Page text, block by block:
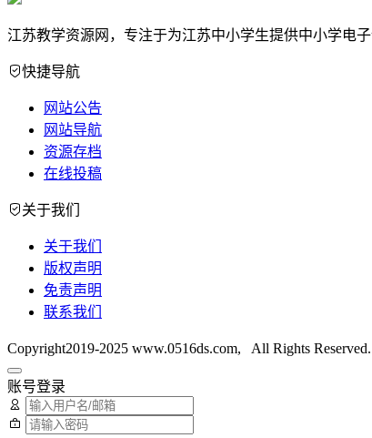
江苏教学资源网，专注于为江苏中小学生提供中小学电
快捷导航
网站公告
网站导航
资源存档
在线投稿
关于我们
关于我们
版权声明
免责声明
联系我们
Copyright2019-2025 www.0516ds.com, All Rights Reserved.
账号登录